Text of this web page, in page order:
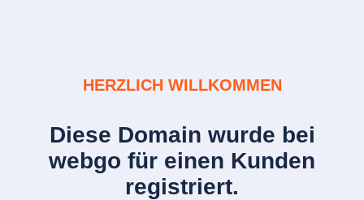
HERZLICH WILLKOMMEN
Diese Domain wurde bei
webgo für einen Kunden
registriert.